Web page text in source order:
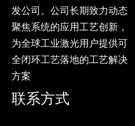
发公司。公司长期致力动态
聚焦系统的应用工艺创新，
为全球工业激光用户提供可
全闭环工艺落地的工艺解决
方案
联系方式